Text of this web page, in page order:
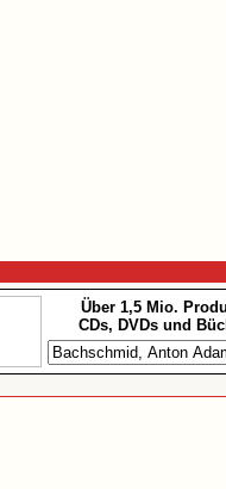
Über 1,5 Mio.
CDs, DVDs und